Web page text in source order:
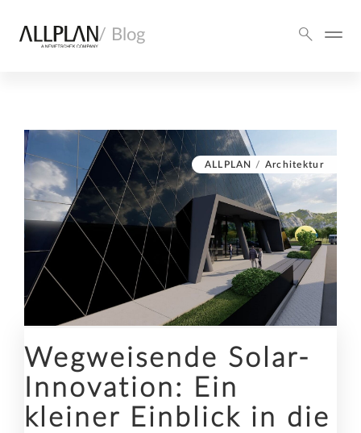
/ Blog
ALLPLAN / Architektur
Wegweisende Solar-
Innovation: Ein
kleiner Einblick in die